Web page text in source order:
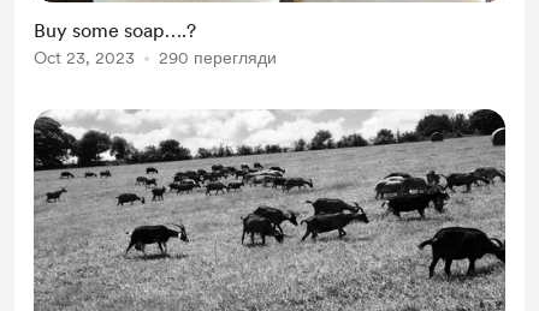
Buy some soap….?
Oct 23, 2023 290 перегляди